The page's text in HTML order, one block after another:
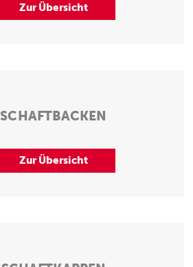
Zur Übersicht
SCHAFTBACKEN
Zur Übersicht